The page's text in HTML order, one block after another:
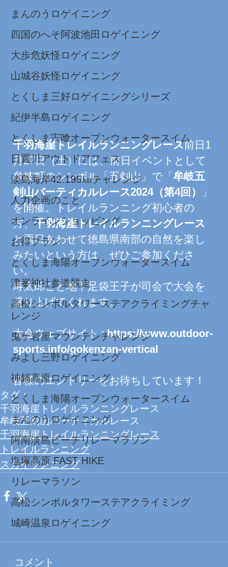
まんのうロゲイニング
四国のへそ阿波池田ロゲイニング
大歩危妖怪ロゲイニング
山城谷妖怪ロゲイニング
とくしま三好ロゲイニングシリーズ
紀伊半島ロゲイニング
とくしま宍喰オープンウォータースイム
日置川アウトドアフェス
淡島海岸42.195㎞チャレンジ
人力企画のこと
オンラインショッピング
お得プラン
とくしま海陽オープンウォータースイム
津峯神社参道競走
高松シンボルタワーステアクライミングチャ
レンジ
鬼ケ岩屋マウンテンチャレンジ
みよし三野ロゲイニング
神鍋高原ロゲイニング
とくしま海陽オープンウォータースイム
まんのうロゲイニング
阿南淡島ビーチリレーマラソン
塩塚高原 FAST HIKE
リレーマラソン
高松シンボルタワーステアクライミング
城崎温泉ロゲイニング
千羽海崖トレイルランニングレース前日1
月27日（土）には、前日イベントとして
牟岐町のシンボル「五剣山」で「牟岐五
剣山バーティカルレース2024（第4回）
」
を開催。トレイルランニング初心者の
方、千羽海崖トレイルランニングレース
と両日あわせて徳島県南部の自然を楽し
みたいという方は、ぜひご参加くださ
い。
寿太郎こと地下足袋王子が司会で大会を
盛り上げてくれます。
大会ウェブサイト : https://www.outdoor-
sports.info/gokenzan-vertical
皆様のエントリーをお待ちしています！
タグ：
千羽海崖トレイルランニングレース
牟岐五剣山バーティカルレース
千羽海崖トレイルランニングレース
トレイルランニング
スカイランニング
コメント